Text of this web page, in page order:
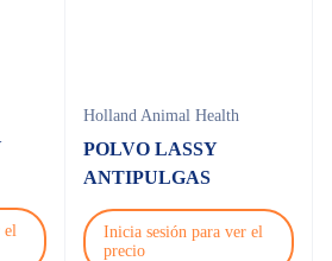
el
Holland Animal Health
POLVO LASSY
ANTIPULGAS
Inicia sesión para ver el
precio